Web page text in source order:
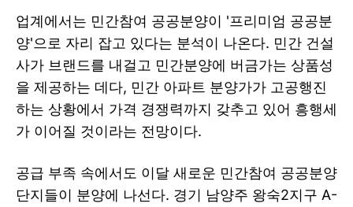
업계에서는 민간참여 공공분양이 '프리미엄 공공분
양'으로 자리 잡고 있다는 분석이 나온다. 민간 건설
사가 브랜드를 내걸고 민간분양에 버금가는 상품성
을 제공하는 데다, 민간 아파트 분양가가 고공행진
하는 상황에서 가격 경쟁력까지 갖추고 있어 흥행세
가 이어질 것이라는 전망이다.
공급 부족 속에서도 이달 새로운 민간참여 공공분양
단지들이 분양에 나선다. 경기 남양주 왕숙2지구 A-